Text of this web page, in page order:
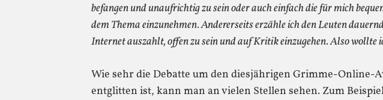
befangen und unaufrichtig zu sein oder auch einfach die für mich
dem Thema einzunehmen. Andererseits erzähle ich den Leuten
Internet auszahlt, offen zu sein und auf Kritik einzugehen. Also wollte
Wie sehr die Debatte um den diesjährigen Grimme-Online-
entglitten ist, kann man an vielen Stellen sehen. Zum